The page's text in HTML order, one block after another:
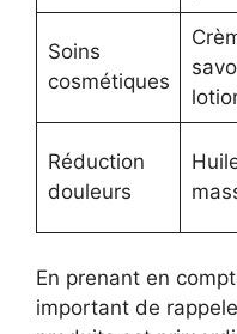
Soins
cosmétiques
Réduction
douleurs
En prenant en
important de